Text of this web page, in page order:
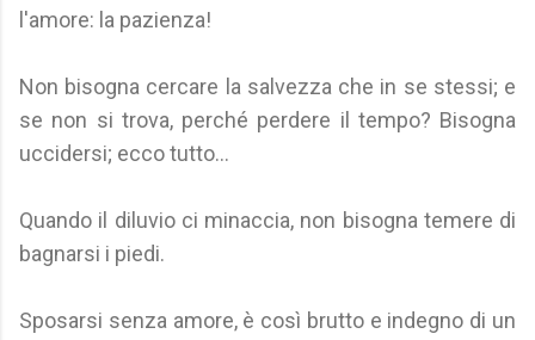
l'amore: la pazienza!
Non bisogna cercare la salvezza che in se stessi; e
se non si trova, perché perdere il tempo? Bisogna
uccidersi; ecco tutto...
Quando il diluvio ci minaccia, non bisogna temere di
bagnarsi i piedi.
Sposarsi senza amore, è così brutto e indegno di un